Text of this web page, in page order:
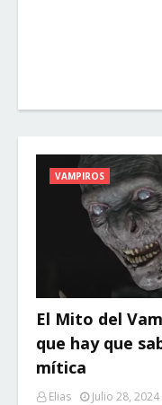
VAMPIROS
El Mito del
que hay que
mítica
Elias
Julio 28, 2024